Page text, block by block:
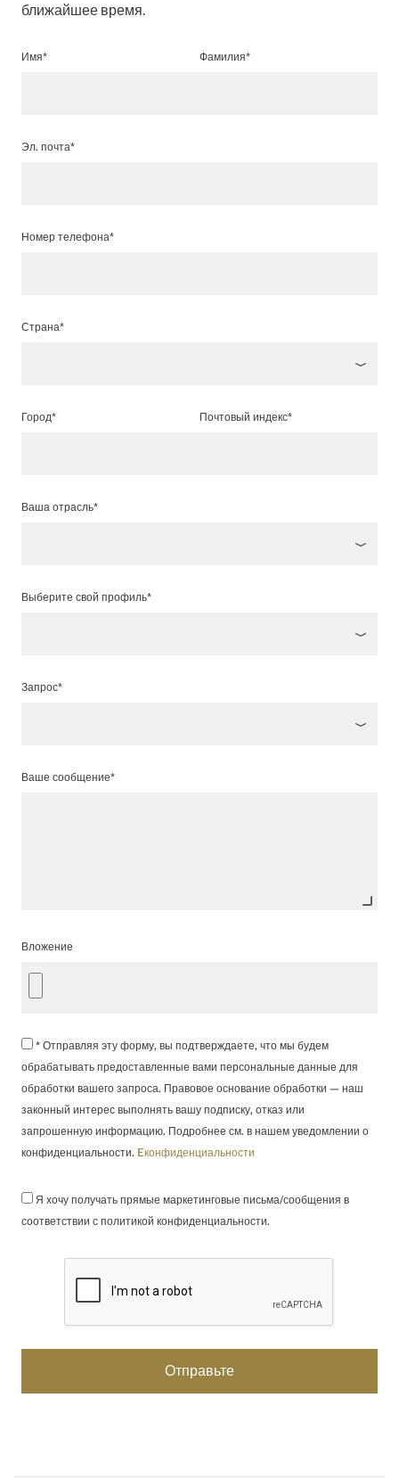
ближайшее время.
Имя* Фамилия*
Эл. почта*
Номер телефона*
Страна*
Город* Почтовый индекс*
Ваша отрасль*
Выберите свой профиль*
Запрос*
Ваше сообщение*
Вложение
* Отправляя эту форму, вы подтверждаете, что мы будем
обрабатывать предоставленные вами персональные данные для
обработки вашего запроса. Правовое основание обработки — наш
законный интерес выполнять вашу подписку, отказ или
запрошенную информацию. Подробнее см. в нашем уведомлении о
конфиденциальности. Eконфиденциальности
Я хочу получать прямые маркетинговые письма/сообщения в
соответствии с политикой конфиденциальности.